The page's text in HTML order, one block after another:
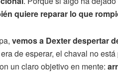
quiere reparar lo que
vemos a Dexter despertar
de esperar, el chaval no
un claro objetivo en mente: